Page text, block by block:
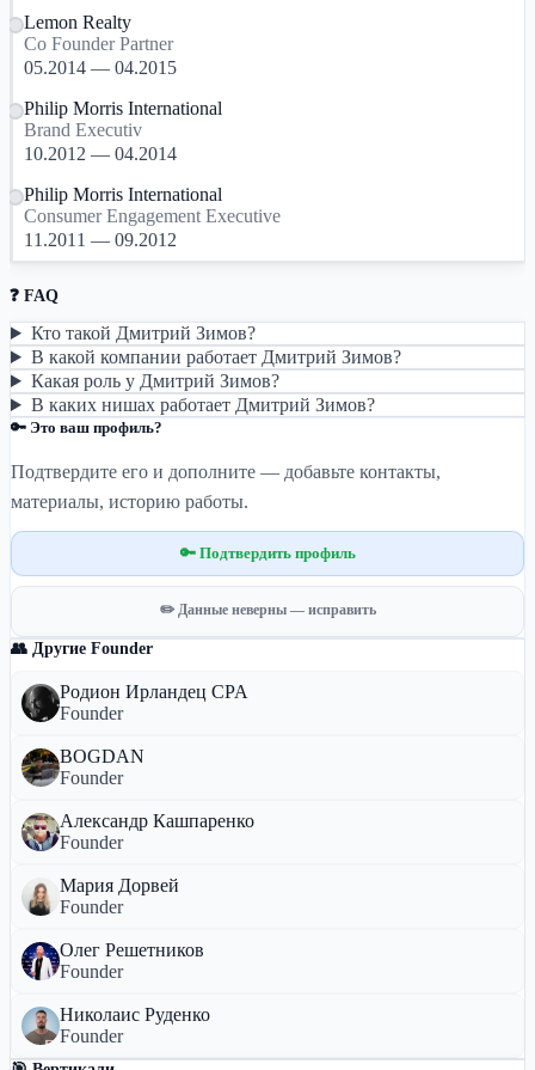
Lemon Realty
Co Founder Partner
05.2014 — 04.2015
Philip Morris International
Brand Executiv
10.2012 — 04.2014
Philip Morris International
Consumer Engagement Executive
11.2011 — 09.2012
❓ FAQ
Кто такой Дмитрий Зимов?
В какой компании работает Дмитрий Зимов?
Какая роль у Дмитрий Зимов?
В каких нишах работает Дмитрий Зимов?
🔑 Это ваш профиль?
Подтвердите его и дополните — добавьте контакты,
материалы, историю работы.
🔑 Подтвердить профиль
✏️ Данные неверны — исправить
👥 Другие Founder
Родион Ирландец CPA
Founder
BOGDAN
Founder
Александр Кашпаренко
Founder
Мария Дорвей
Founder
Олег Решетников
Founder
Николаис Руденко
Founder